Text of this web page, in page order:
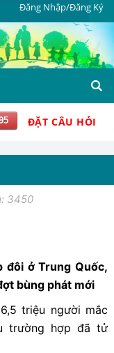
Đăng Nhập/Đăng Ký
ĐẶT CÂU HỎI
3450
đôi ở Trung Quốc,
bùng phát mới
triệu người mắc
trường hợp đã tử